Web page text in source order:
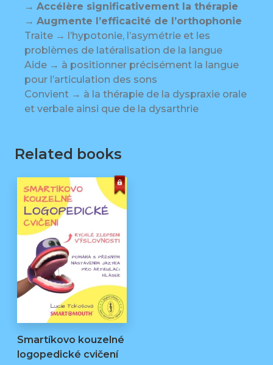
→ Accélère significativement la thérapie
→ Augmente l’efficacité de l’orthophonie
Traite → l’hypotonie, l’asymétrie et les
problèmes de latéralisation de la langue
Aide → à positionner précisément la langue
pour l’articulation des sons
Convient → à la thérapie de la dyspraxie orale
et verbale ainsi que de la dysarthrie
Related books
Smartíkovo kouzelné
logopedické cvičení